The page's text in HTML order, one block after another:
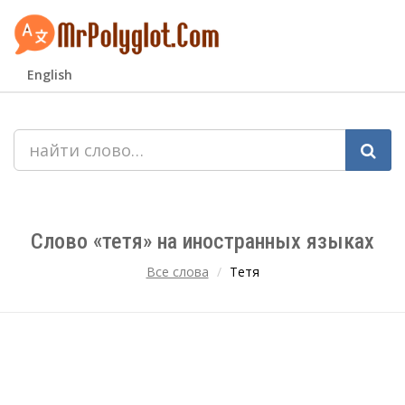
English
Слово «тетя» на иностранных языках
Все слова Тетя